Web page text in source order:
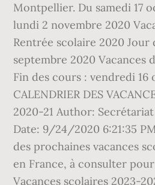
Montpellier. Du samedi 17
lundi 2 novembre 2020
Rentrée scolaire 2020 Jour
septembre 2020 Vacances
Fin des cours : vendredi 16
CALENDRIER DES
2020-21 Author:
Date: 9/24/2020 6:21:35
des prochaines vacances
en France, à consulter
Vacances scolaires 2023-